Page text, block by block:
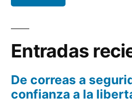
Entradas
De correas a
confianza a la